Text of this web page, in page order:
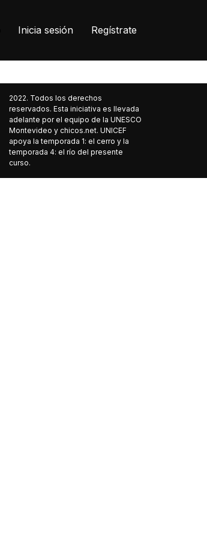
Inicia sesión Regístrate
2022. Todos los derechos
reservados. Esta iniciativa es llevada
adelante por el equipo de la UNESCO
Montevideo y chicos.net. UNICEF
apoya la temporada 1: el cerro y la
temporada 4: el río del presente
curso.